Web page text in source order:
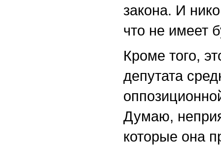
закона. И
что не имеет
Кроме того,
депутата
Думаю,
которые она